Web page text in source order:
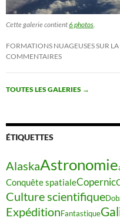
Cette galerie contient6 photos
FORMATIONS NUAGEUSES SUR
COMMENTAIRES
TOUTES LES GALERIES →
ÉTIQUETTES
AlaskaAstronomie
Conquête spatialeCopernic
Culture scientifique
ExpéditionFantastique